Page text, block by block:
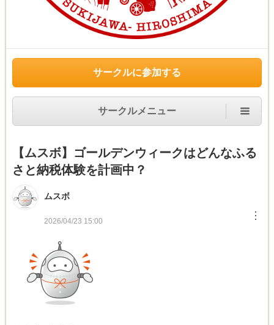
サークルに参加する
サークルメニュー
【ムスボ】ゴールデンウィークはどんなふる
さと納税体験を計画中？
ムスボ
2026/04/23 15:00 ︙